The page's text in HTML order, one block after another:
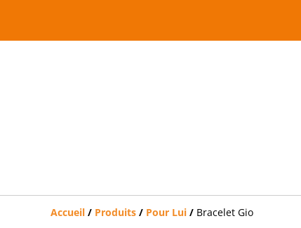
Accueil / Produits / Pour Lui / Bracelet Gio